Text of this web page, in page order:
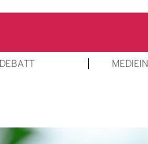
DEBATT